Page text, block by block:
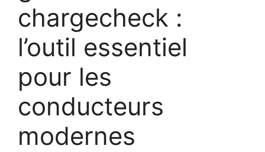
chargecheck :
l’outil essentiel
pour les
conducteurs
modernes